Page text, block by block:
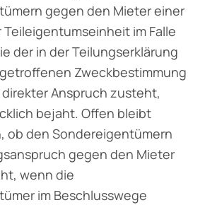
gegen den Mieter einer
im Falle
der in der Teilungserklärung
Zweckbestimmung
Anspruch zusteht,
bejaht. Offen bleibt
ob den Sondereigentümern
gegen den Mieter
wenn die
im Beschlusswege